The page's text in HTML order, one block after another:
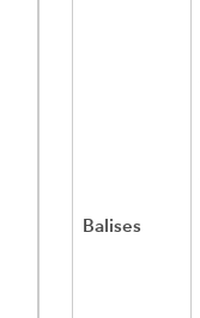
Balises